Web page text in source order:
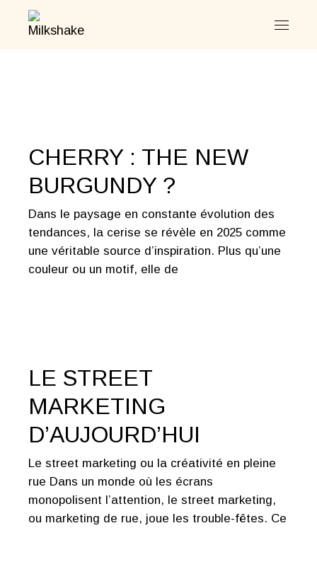
CHERRY : THE NEW
BURGUNDY ?
Dans le paysage en constante évolution des
tendances, la cerise se révèle en 2025 comme
une véritable source d’inspiration. Plus qu’une
couleur ou un motif, elle de
LE STREET
MARKETING
D’AUJOURD’HUI
Le street marketing ou la créativité en pleine
rue Dans un monde où les écrans
monopolisent l’attention, le street marketing,
ou marketing de rue, joue les trouble-fêtes. Ce